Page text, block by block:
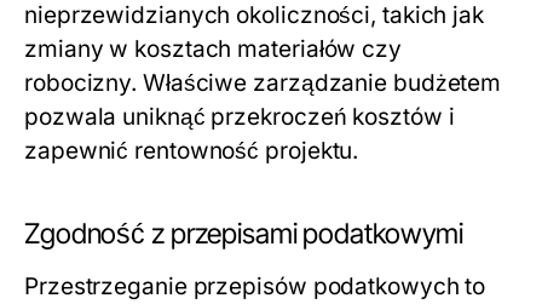
nieprzewidzianych okoliczności, takich jak
zmiany w kosztach materiałów czy
robocizny. Właściwe zarządzanie budżetem
pozwala uniknąć przekroczeń kosztów i
zapewnić rentowność projektu.
Zgodność z przepisami podatkowymi
Przestrzeganie przepisów podatkowych to